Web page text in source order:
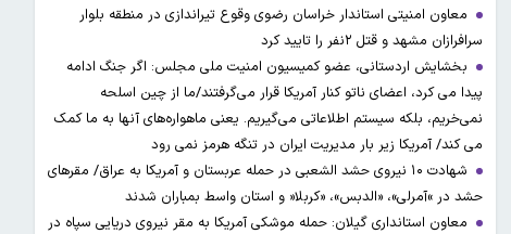
معاون امنیتی استاندار خراسان رضوی وقوع تیراندازی در منطقه بلوار
سرافرازان مشهد و قتل ۲نفر را تایید کرد
بخشایش اردستانی، عضو کمیسیون امنیت ملی مجلس: اگر جنگ ادامه
پیدا می کرد، اعضای ناتو کنار آمریکا قرار می‌گرفتند/ما از چین اسلحه
نمی‌خریم، بلکه سیستم اطلاعاتی می‌گیریم. یعنی ماهواره‌های آنها به ما کمک
می کند/ آمریکا زیر بار مدیریت ایران در تنگه هرمز نمی رود
شهادت ۱۰ نیروی حشد الشعبی در حمله عربستان و آمریکا به عراق/ مقرهای
حشد در »آمرلی»، «الدبس»، «کربلا« و استان واسط بمباران شدند
معاون استانداری گیلان: حمله موشکی آمریکا به مقر نیروی دریایی سپاه در